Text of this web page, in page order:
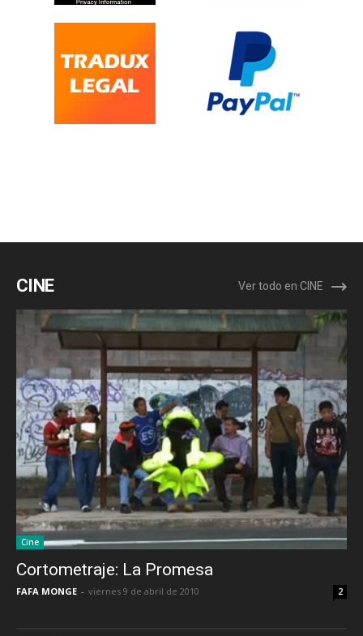
CINE Ver todo en CINE
Cine
Cortometraje: La Promesa
FAFA MONGE - viernes 9 de abril de 2010 2